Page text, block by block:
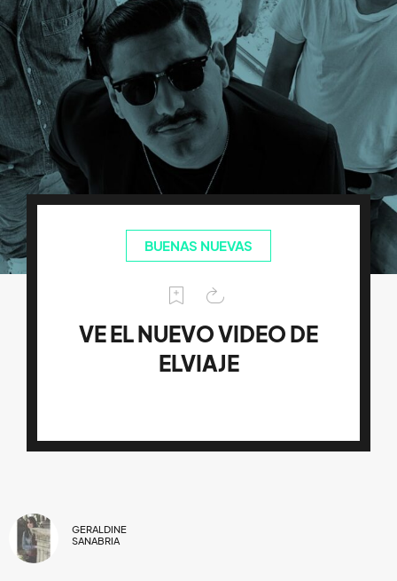
BUENAS NUEVAS
VE EL NUEVO VIDEO DE
ELVIAJE
GERALDINE
SANABRIA